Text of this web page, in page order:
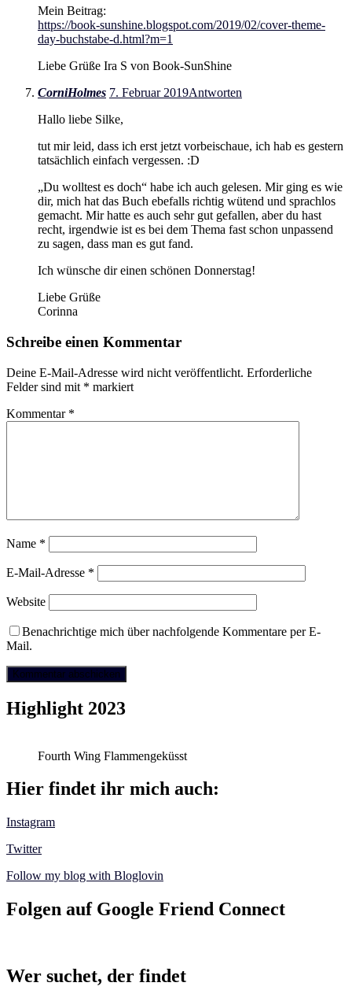
Mein Beitrag:
https://book-sunshine.blogspot.com/2019/02/cover-theme-
day-buchstabe-d.html?m=1
Liebe Grüße Ira S von Book-SunShine
CorniHolmes 7. Februar 2019Antworten
Hallo liebe Silke,
tut mir leid, dass ich erst jetzt vorbeischaue, ich hab es gestern
tatsächlich einfach vergessen. :D
„Du wolltest es doch“ habe ich auch gelesen. Mir ging es wie
dir, mich hat das Buch ebefalls richtig wütend und sprachlos
gemacht. Mir hatte es auch sehr gut gefallen, aber du hast
recht, irgendwie ist es bei dem Thema fast schon unpassend
zu sagen, dass man es gut fand.
Ich wünsche dir einen schönen Donnerstag!
Liebe Grüße
Corinna
Schreibe einen Kommentar
Deine E-Mail-Adresse wird nicht veröffentlicht. Erforderliche
Felder sind mit * markiert
Kommentar *
Name *
E-Mail-Adresse *
Website
Benachrichtige mich über nachfolgende Kommentare per E-
Mail.
Highlight 2023
Fourth Wing Flammengeküsst
Hier findet ihr mich auch:
Instagram
Twitter
Follow my blog with Bloglovin
Folgen auf Google Friend Connect
Wer suchet, der findet